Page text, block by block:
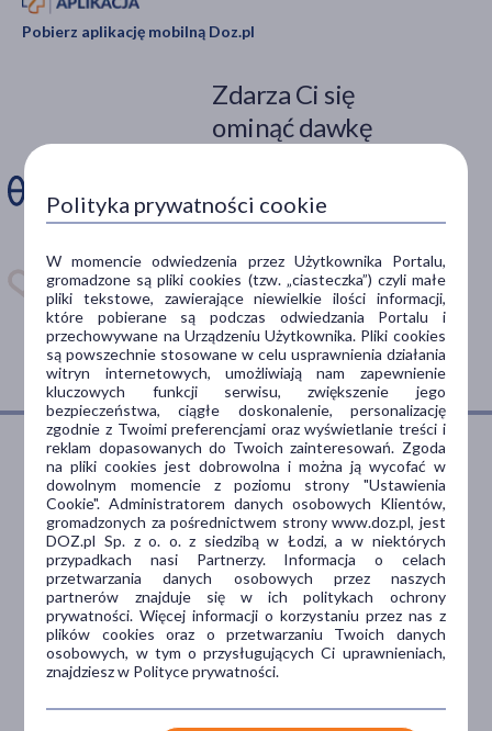
Pobierz aplikację mobilną Doz.pl
Zdarza Ci się
ominąć dawkę
Zainstaluj aplikację. Stwórz
apteczkę. Przypomnimy Ci
kiedy wziąć lek.
Dostępna w
Dlaczego DOZ.pl
Niższe koszta leczenia
Darmowa dostawa do Apteki
Bezpłatna Infolinia dla
Pacjentów.
Polityka prywatności cookie
W momencie odwiedzenia przez Użytkownika Portalu,
gromadzone są pliki cookies (tzw. „ciasteczka”) czyli małe
pliki tekstowe, zawierające niewielkie ilości informacji,
które pobierane są podczas odwiedzania Portalu i
przechowywane na Urządzeniu Użytkownika. Pliki cookies
są powszechnie stosowane w celu usprawnienia działania
witryn internetowych, umożliwiają nam zapewnienie
kluczowych funkcji serwisu, zwiększenie jego
bezpieczeństwa, ciągłe doskonalenie, personalizację
zgodnie z Twoimi preferencjami oraz wyświetlanie treści i
reklam dopasowanych do Twoich zainteresowań. Zgoda
na pliki cookies jest dobrowolna i można ją wycofać w
dowolnym momencie z poziomu strony "Ustawienia
Cookie". Administratorem danych osobowych Klientów,
gromadzonych za pośrednictwem strony www.doz.pl, jest
DOZ.pl Sp. z o. o. z siedzibą w Łodzi, a w niektórych
przypadkach nasi Partnerzy. Informacja o celach
przetwarzania danych osobowych przez naszych
partnerów znajduje się w ich politykach ochrony
prywatności. Więcej informacji o korzystaniu przez nas z
plików cookies oraz o przetwarzaniu Twoich danych
osobowych, w tym o przysługujących Ci uprawnieniach,
znajdziesz w Polityce prywatności.